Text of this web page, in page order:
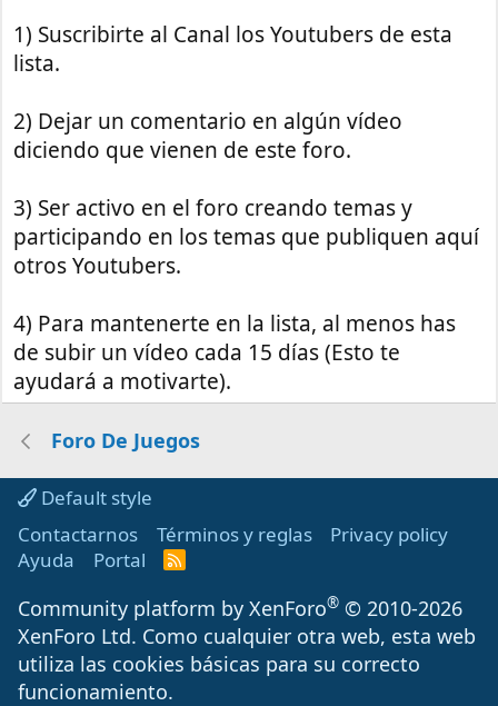
1) Suscribirte al Canal los Youtubers de esta
lista.
2) Dejar un comentario en algún vídeo
diciendo que vienen de este foro.
3) Ser activo en el foro creando temas y
participando en los temas que publiquen aquí
otros Youtubers.
4) Para mantenerte en la lista, al menos has
de subir un vídeo cada 15 días (Esto te
ayudará a motivarte).
Foro De Juegos
Default style
Contactarnos
Términos y reglas
Privacy policy
Ayuda
Portal
R
S
Community platform by XenForo® © 2010-2026
XenForo Ltd. Como cualquier otra web, esta web
utiliza las cookies básicas para su correcto
funcionamiento.